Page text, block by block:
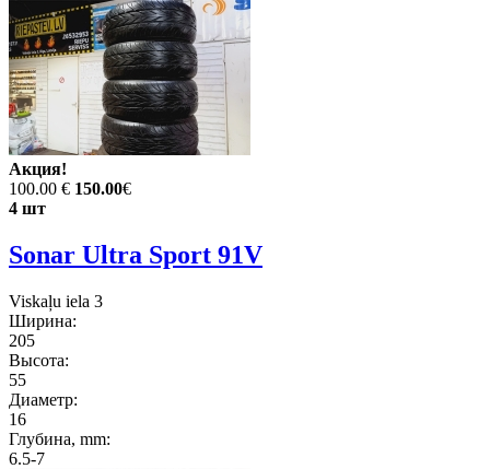
Акция!
100.00 € 150.00€
4 шт
Sonar Ultra Sport 91V
Viskaļu iela 3
Ширина:
205
Высота:
55
Диаметр:
16
Глубина, mm:
6.5-7